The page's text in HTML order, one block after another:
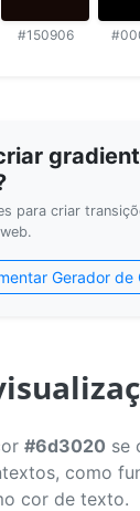
#150906
para criar
Gerador de
#6d3020 se
como
cor de texto.